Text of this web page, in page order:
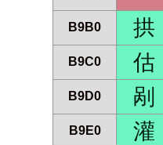
B9B0 拱
B9C0 估
B9D0 剐
B9E0 灌